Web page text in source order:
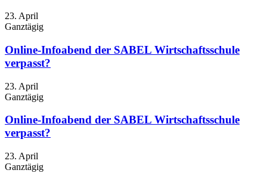
23. April
Ganztägig
Online-Infoabend der SABEL Wirtschaftsschule
verpasst?
23. April
Ganztägig
Online-Infoabend der SABEL Wirtschaftsschule
verpasst?
23. April
Ganztägig